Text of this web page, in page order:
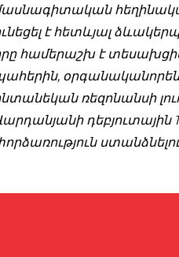
է հետևյալ
համերաշխ է
օրգանականորեն
ռեզոնանսի
դեբյուտային